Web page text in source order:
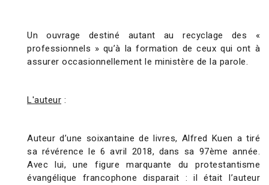
Un ouvrage destiné autant au recyclage des «
professionnels » qu’à la formation de ceux qui ont à
assurer occasionnellement le ministère de la parole.
L'auteur :
Auteur d’une soixantaine de livres, Alfred Kuen a tiré
sa révérence le 6 avril 2018, dans sa 97ème année.
Avec lui, une figure marquante du protestantisme
évangélique francophone disparait : il était l’auteur